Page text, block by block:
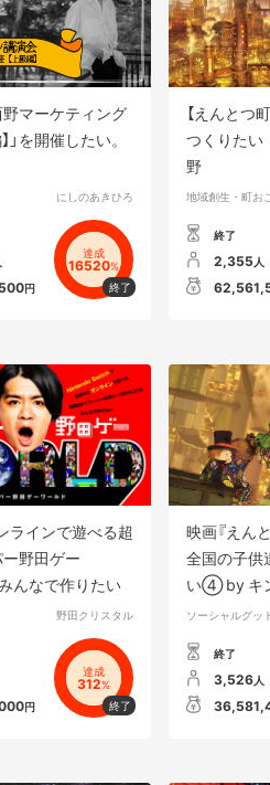
野マーケティング
」を開催したい。
にしのあきひろ
円
達成
16520%
【えんとつ
つくりた
野
地域創生・町お
終了
2,355 人
ラインで遊べる超
ー野田ゲー
んなで作りたい
野田クリスタル
円
達成
312%
映画『えん
全国の子供
い④ by キ
ソーシャルグッ
終了
3,526人